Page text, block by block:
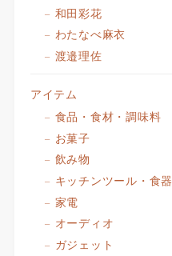
和田彩花
わたなべ麻衣
渡邉理佐
アイテム
食品・食材・調味料
お菓子
飲み物
キッチンツール・食器
家電
オーディオ
ガジェット